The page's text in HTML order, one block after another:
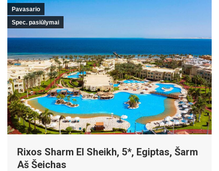
Pavasario
Spec. pasiūlymai
Rixos Sharm El Sheikh, 5*, Egiptas, Šarm
Aš Šeichas